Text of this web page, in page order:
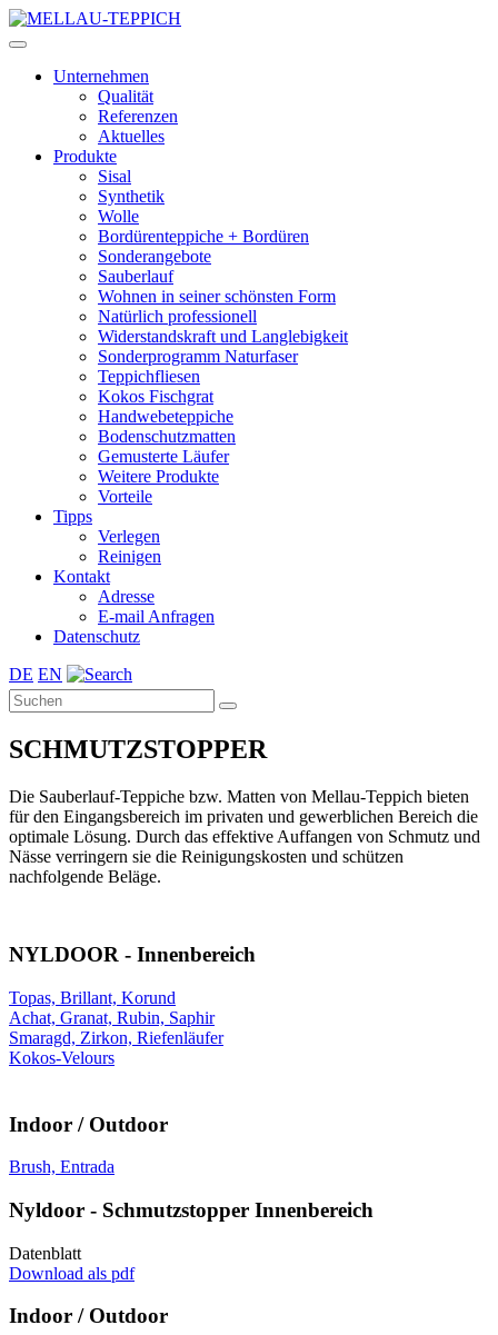
Unternehmen
Qualität
Referenzen
Aktuelles
Produkte
Sisal
Synthetik
Wolle
Bordürenteppiche + Bordüren
Sonderangebote
Sauberlauf
Wohnen in seiner schönsten Form
Natürlich professionell
Widerstandskraft und Langlebigkeit
Sonderprogramm Naturfaser
Teppichfliesen
Kokos Fischgrat
Handwebeteppiche
Bodenschutzmatten
Gemusterte Läufer
Weitere Produkte
Vorteile
Tipps
Verlegen
Reinigen
Kontakt
Adresse
E-mail Anfragen
Datenschutz
DE EN
SCHMUTZSTOPPER
Die Sauberlauf-Teppiche bzw. Matten von Mellau-Teppich bieten
für den Eingangsbereich im privaten und gewerblichen Bereich die
optimale Lösung. Durch das effektive Auffangen von Schmutz und
Nässe verringern sie die Reinigungskosten und schützen
nachfolgende Beläge.
NYLDOOR - Innenbereich
Topas, Brillant, Korund
Achat, Granat, Rubin, Saphir
Smaragd, Zirkon, Riefenläufer
Kokos-Velours
Indoor / Outdoor
Brush, Entrada
Nyldoor - Schmutzstopper Innenbereich
Datenblatt
Download als pdf
Indoor / Outdoor